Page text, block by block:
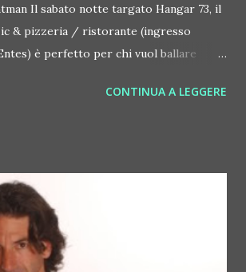
Il sabato notte targato Hangar 73, il
& pizzeria / ristorante (ingresso
è perfetto per chi vuol ballare
un dance mix che tocca anche i
console capaci di far scatenare ogni
Ristorante, Pizzeria Circolo privato,
ENTES via Galilei 73 Orio Al Serio -
info 338 3000769
CONTINUA A LEGGERE